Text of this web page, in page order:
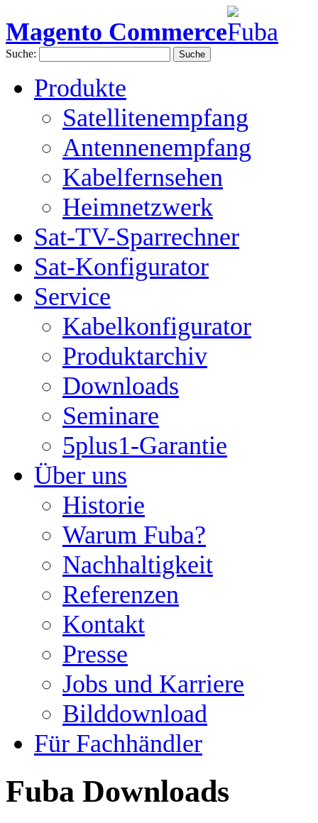
Magento Commerce
Suche: Suche
Produkte
Satellitenempfang
Antennenempfang
Kabelfernsehen
Heimnetzwerk
Sat-TV-Sparrechner
Sat-Konfigurator
Service
Kabelkonfigurator
Produktarchiv
Downloads
Seminare
5plus1-Garantie
Über uns
Historie
Warum Fuba?
Nachhaltigkeit
Referenzen
Kontakt
Presse
Jobs und Karriere
Bilddownload
Für Fachhändler
Fuba Downloads